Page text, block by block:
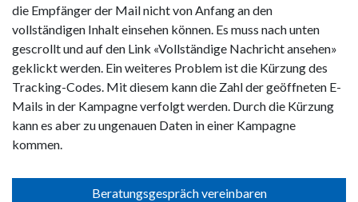
die Empfänger der Mail nicht von Anfang an den
vollständigen Inhalt einsehen können. Es muss nach unten
gescrollt und auf den Link «Vollständige Nachricht ansehen»
geklickt werden. Ein weiteres Problem ist die Kürzung des
Tracking-Codes. Mit diesem kann die Zahl der geöffneten E-
Mails in der Kampagne verfolgt werden. Durch die Kürzung
kann es aber zu ungenauen Daten in einer Kampagne
kommen.
Beratungsgespräch vereinbaren